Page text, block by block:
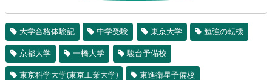
大学合格体験記 中学受験 東京大学 勉強の転機
京都大学 一橋大学 駿台予備校
東京科学大学(東京工業大学) 東進衛星予備校